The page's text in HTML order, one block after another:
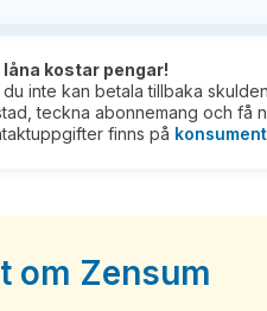
kostar pengar!
du inte kan betala tillbaka
teckna abonnemang och få
finns på
om Zensum